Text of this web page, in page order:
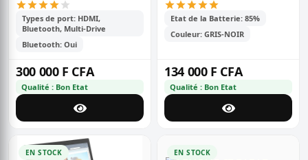
Types de port: HDMI,
Bluetooth, Multi-Drive
Bluetooth: Oui
300 000 F CFA
Qualité : Bon Etat
Etat de la Batterie: 85%
Couleur: GRIS-NOIR
134 000 F CFA
Qualité : Bon Etat
EN STOCK EN STOCK